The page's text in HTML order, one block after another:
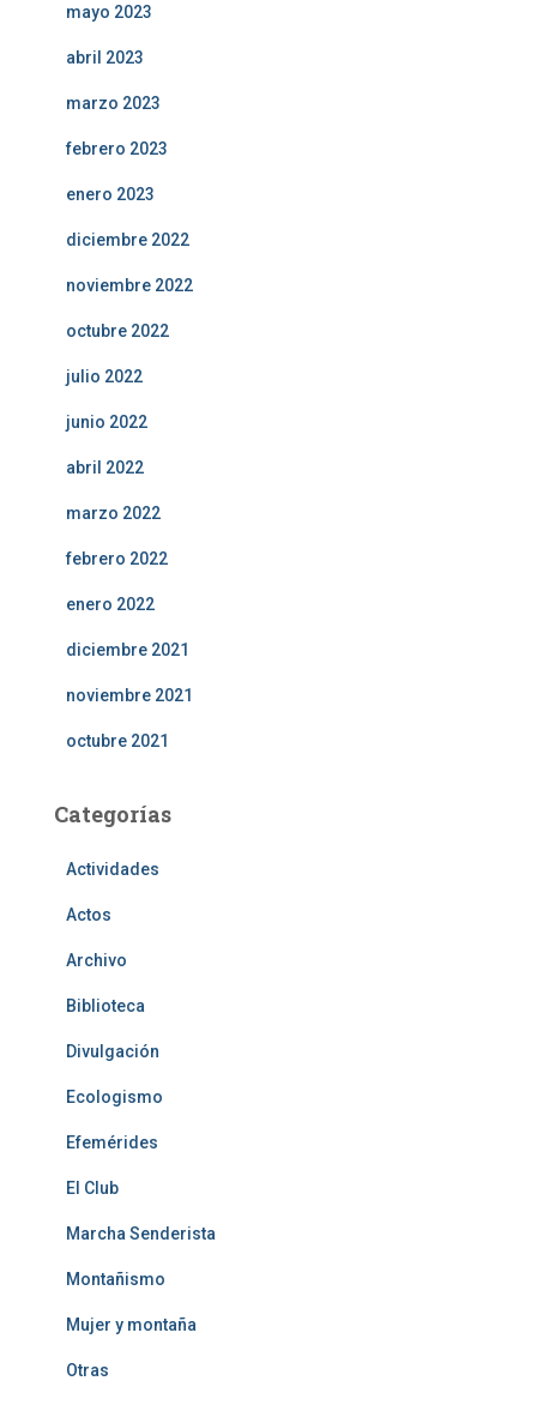
mayo 2023
abril 2023
marzo 2023
febrero 2023
enero 2023
diciembre 2022
noviembre 2022
octubre 2022
julio 2022
junio 2022
abril 2022
marzo 2022
febrero 2022
enero 2022
diciembre 2021
noviembre 2021
octubre 2021
Categorías
Actividades
Actos
Archivo
Biblioteca
Divulgación
Ecologismo
Efemérides
El Club
Marcha Senderista
Montañismo
Mujer y montaña
Otras